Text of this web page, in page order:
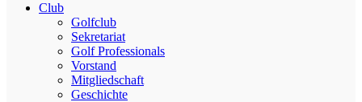
Club
Golfclub
Sekretariat
Golf Professionals
Vorstand
Mitgliedschaft
Geschichte